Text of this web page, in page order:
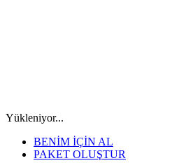
Yükleniyor...
BENİM İÇİN AL
PAKET OLUŞTUR